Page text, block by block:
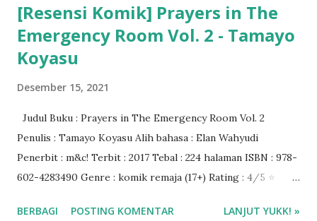
[Resensi Komik] Prayers in The
Emergency Room Vol. 2 - Tamayo
Koyasu
Desember 15, 2021
Judul Buku : Prayers in The Emergency Room Vol. 2
Penulis : Tamayo Koyasu Alih bahasa : Elan Wahyudi
Penerbit : m&c! Terbit : 2017 Tebal : 224 halaman ISBN : 978-
602-4283490 Genre : komik remaja (17+) Rating : 4/5 ⭐
❤️❤️❤️
BERBAGI POSTING KOMENTAR LANJUT YUKK! »